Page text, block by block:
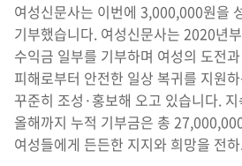
여성신문사는 이번에 3,000,000원을
기부했습니다. 여성신문사는 2020년
수익금 일부를 기부하며 여성의 도전
피해로부터 안전한 일상 복귀를 지원
꾸준히 조성·홍보해 오고 있습니다.
올해까지 누적 기부금은 총
여성들에게 든든한 지지와 희망을 전